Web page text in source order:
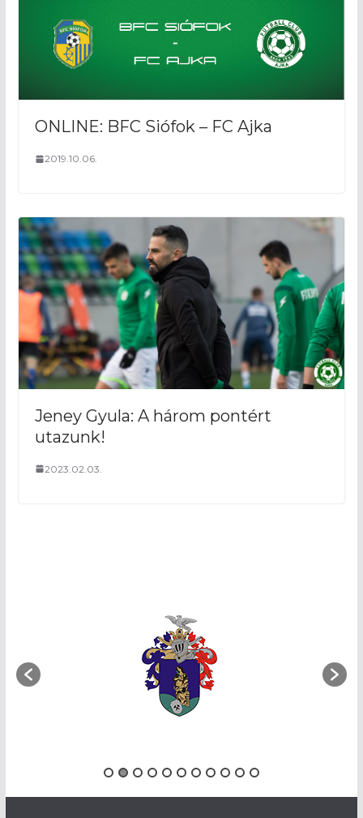
ONLINE: BFC Siófok – FC Ajka
2019.10.06.
Jeney Gyula: A három pontért
utazunk!
2023.02.03.